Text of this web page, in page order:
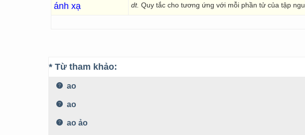
ánh xạ dt. Quy tắc cho tương ứng với mỗi phần tử của tập
* Từ tham khảo:
ao
ao
ao ảo